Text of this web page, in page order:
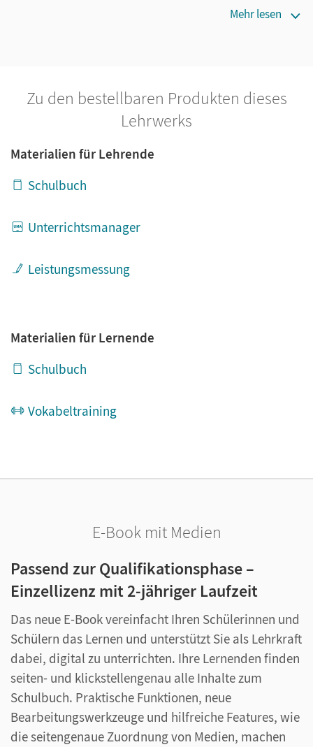
Mehr lesen
Zu den bestellbaren Produkten dieses
Lehrwerks
Materialien für Lehrende
Schulbuch
Unterrichtsmanager
Leistungsmessung
Materialien für Lernende
Schulbuch
Vokabeltraining
E-Book mit Medien
Passend zur Qualifikationsphase –
Einzellizenz mit 2-jähriger Laufzeit
Das neue E-Book vereinfacht Ihren Schülerinnen und
Schülern das Lernen und unterstützt Sie als Lehrkraft
dabei, digital zu unterrichten. Ihre Lernenden finden
seiten- und klickstellengenau alle Inhalte zum
Schulbuch. Praktische Funktionen, neue
Bearbeitungswerkzeuge und hilfreiche Features, wie
die seitengenaue Zuordnung von Medien, machen